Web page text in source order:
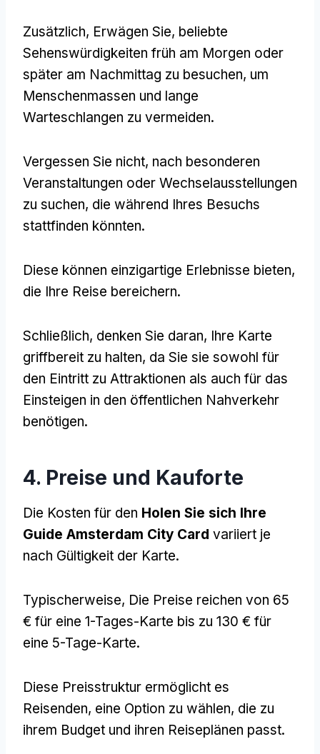
Zusätzlich, Erwägen Sie, beliebte
Sehenswürdigkeiten früh am Morgen oder
später am Nachmittag zu besuchen, um
Menschenmassen und lange
Warteschlangen zu vermeiden.
Vergessen Sie nicht, nach besonderen
Veranstaltungen oder Wechselausstellungen
zu suchen, die während Ihres Besuchs
stattfinden könnten.
Diese können einzigartige Erlebnisse bieten,
die Ihre Reise bereichern.
Schließlich, denken Sie daran, Ihre Karte
griffbereit zu halten, da Sie sie sowohl für
den Eintritt zu Attraktionen als auch für das
Einsteigen in den öffentlichen Nahverkehr
benötigen.
4. Preise und Kauforte
Die Kosten für den Holen Sie sich Ihre
Guide Amsterdam City Card variiert je
nach Gültigkeit der Karte.
Typischerweise, Die Preise reichen von 65
€ für eine 1-Tages-Karte bis zu 130 € für
eine 5-Tage-Karte.
Diese Preisstruktur ermöglicht es
Reisenden, eine Option zu wählen, die zu
ihrem Budget und ihren Reiseplänen passt.